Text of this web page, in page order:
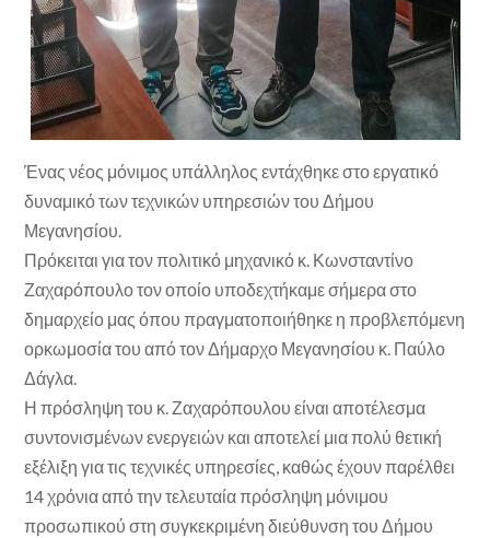
Ένας νέος μόνιμος υπάλληλος εντάχθηκε στο εργατικό
δυναμικό των τεχνικών υπηρεσιών του Δήμου
Μεγανησίου.
Πρόκειται για τον πολιτικό μηχανικό κ. Κωνσταντίνο
Ζαχαρόπουλο τον οποίο υποδεχτήκαμε σήμερα στο
δημαρχείο μας όπου πραγματοποιήθηκε η προβλεπόμενη
ορκωμοσία του από τον Δήμαρχο Μεγανησίου κ. Παύλο
Δάγλα.
Η πρόσληψη του κ. Ζαχαρόπουλου είναι αποτέλεσμα
συντονισμένων ενεργειών και αποτελεί μια πολύ θετική
εξέλιξη για τις τεχνικές υπηρεσίες, καθώς έχουν παρέλθει
14 χρόνια από την τελευταία πρόσληψη μόνιμου
προσωπικού στη συγκεκριμένη διεύθυνση του Δήμου